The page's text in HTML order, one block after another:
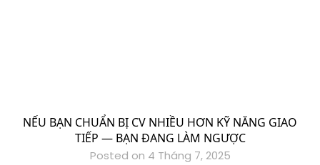
NẾU BẠN CHUẨN BỊ CV NHIỀU HƠN KỸ NĂNG GIAO
TIẾP — BẠN ĐANG LÀM NGƯỢC
Posted on 4 Tháng 7, 2025